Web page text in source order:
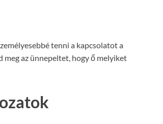
tenni a kapcsolatot a
meg az ünnepeltet, hogy ő melyiket